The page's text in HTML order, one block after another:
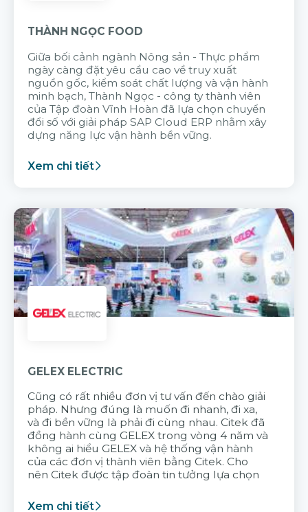
THÀNH NGỌC FOOD
Giữa bối cảnh ngành Nông sản - Thực phẩm
ngày càng đặt yêu cầu cao về truy xuất
nguồn gốc, kiểm soát chất lượng và vận hành
minh bạch, Thành Ngọc - công ty thành viên
của Tập đoàn Vĩnh Hoàn đã lựa chọn chuyển
đổi số với giải pháp SAP Cloud ERP nhằm xây
dựng năng lực vận hành bền vững.
Xem chi tiết
GELEX ELECTRIC
Cũng có rất nhiều đơn vị tư vấn đến chào giải
pháp. Nhưng đúng là muốn đi nhanh, đi xa,
và đi bền vững là phải đi cùng nhau. Citek đã
đồng hành cùng GELEX trong vòng 4 năm và
không ai hiểu GELEX và hệ thống vận hành
của các đơn vị thành viên bằng Citek. Cho
nên Citek được tập đoàn tin tưởng lựa chọn
Xem chi tiết